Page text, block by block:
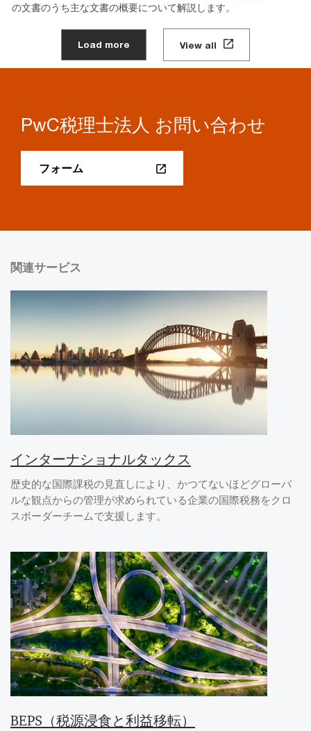
の文書のうち主な文書の概要について解説します。
Load more View all
PwC税理士法人 お問い合わせ
フォーム
関連サービス
インターナショナルタックス
歴史的な国際課税の見直しにより、かつてないほどグローバ
ルな観点からの管理が求められている企業の国際税務をクロ
スボーダーチームで支援します。
BEPS（税源浸食と利益移転）